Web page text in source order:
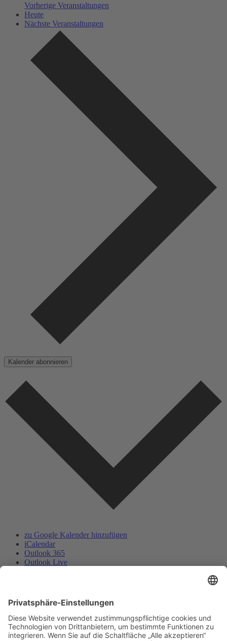
Vorherige Veranstaltungen
Heute
Nächste Veranstaltungen
Kalender abonnieren
zu Google Kalender hinzufügen
iCalendar
Outlook 365
Outlook Live
Deutscher Alpenverein e.V.
Sektion Baden-Baden/Murgtal
Flugstraße 17
76532 Baden-Baden
Gewerbegebiet Oos-West